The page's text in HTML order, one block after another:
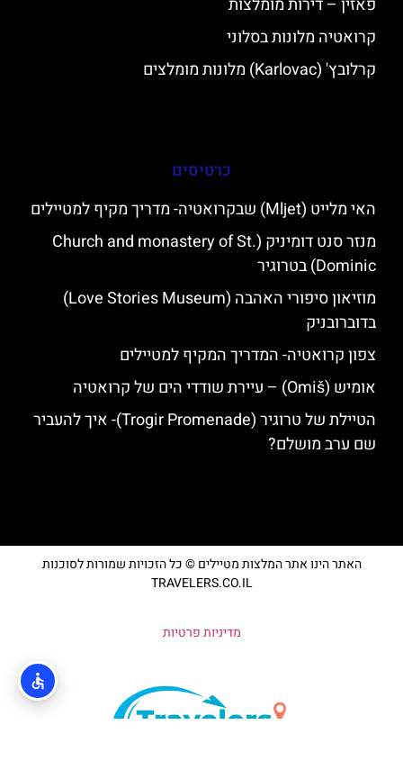
פאזין – דירות מומלצות
קרואטיה מלונות בסלוני
קרלובץ' (Karlovac) מלונות מומלצים
כרטיסים
האי מלייט (Mljet) שבקרואטיה- מדריך מקיף למטיילים
מנזר סנט דומיניק (Church and monastery of St.
Dominic) בטרוגיר
מוזיאון סיפורי האהבה (Love Stories Museum)
בדוברובניק
צפון קרואטיה- המדריך המקיף למטיילים
אומיש (Omiš) – עיירת שודדי הים של קרואטיה
הטיילת של טרוגיר (Trogir Promenade)- איך להעביר
שם ערב מושלם?
האתר הינו אתר המלצות מטיילים © כל הזכויות שמורות לסוכנות
TRAVELERS.CO.IL
מדיניות פרטיות